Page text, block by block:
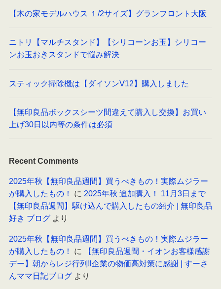
【木の家モデルハウス １/2サイズ】グランフロント大阪
ニトリ【マルチスタンド】【シリコーンお玉】シリコー
ンお玉おきスタンドで悩み解決
スティック掃除機は【ダイソンV12】購入しました
【無印良品ボックスシーツ間違えて購入し交換】お買い
上げ30日以内等の条件は必須
Recent Comments
2025年秋【無印良品週間】買うべきもの！実際ムジラー
が購入したもの！
に 2025年秋 追加購入！ 11月3日まで
【無印良品週間】駆け込んで購入したもの紹介 | 無印良品
好き ブログより
2025年秋【無印良品週間】買うべきもの！実際ムジラー
が購入したもの！
に
【無印良品週間・イオンお客様感謝
デー】朝からレジ行列‼企業の物価高対策に感謝 | すーさ
んママ日記ブログより